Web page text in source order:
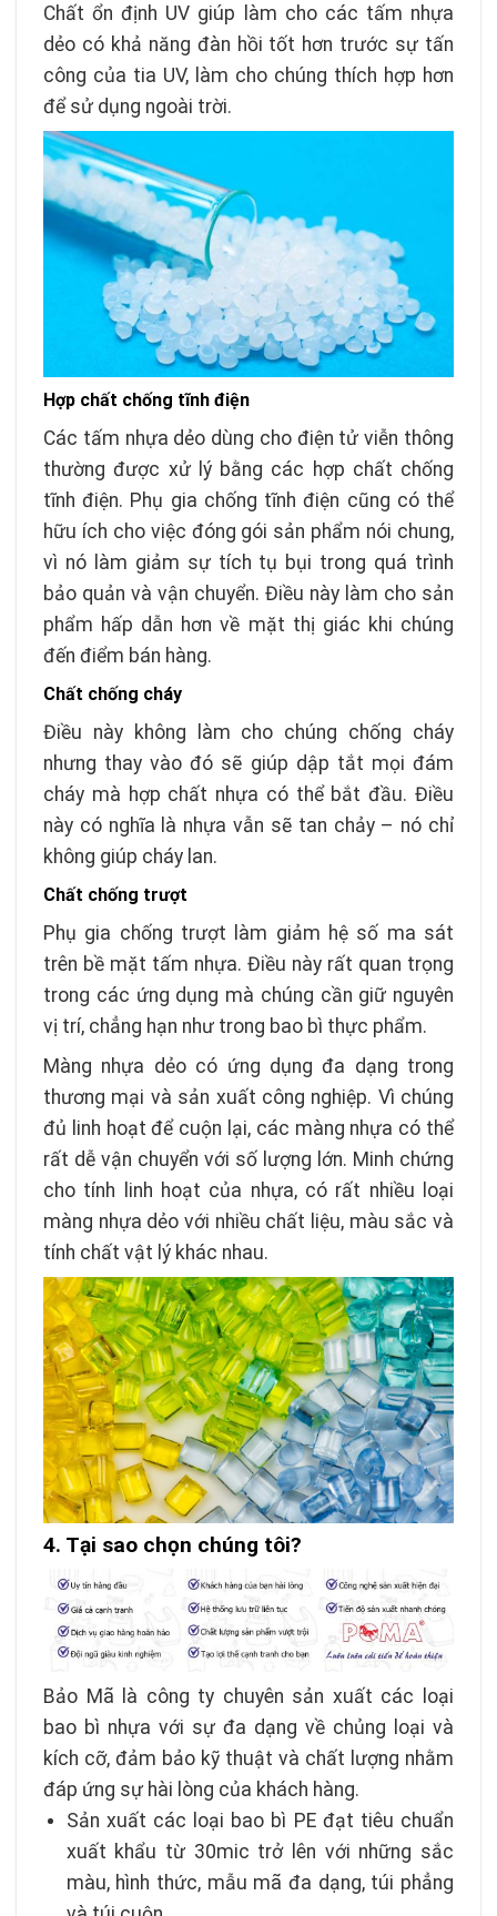
Chất ổn định UV giúp làm cho các tấm nhựa
dẻo có khả năng đàn hồi tốt hơn trước sự tấn
công của tia UV, làm cho chúng thích hợp hơn
để sử dụng ngoài trời.
Hợp chất chống tĩnh điện
Các tấm nhựa dẻo dùng cho điện tử viễn thông
thường được xử lý bằng các hợp chất chống
tĩnh điện. Phụ gia chống tĩnh điện cũng có thể
hữu ích cho việc đóng gói sản phẩm nói chung,
vì nó làm giảm sự tích tụ bụi trong quá trình
bảo quản và vận chuyển. Điều này làm cho sản
phẩm hấp dẫn hơn về mặt thị giác khi chúng
đến điểm bán hàng.
Chất chống cháy
Điều này không làm cho chúng chống cháy
nhưng thay vào đó sẽ giúp dập tắt mọi đám
cháy mà hợp chất nhựa có thể bắt đầu. Điều
này có nghĩa là nhựa vẫn sẽ tan chảy – nó chỉ
không giúp cháy lan.
Chất chống trượt
Phụ gia chống trượt làm giảm hệ số ma sát
trên bề mặt tấm nhựa. Điều này rất quan trọng
trong các ứng dụng mà chúng cần giữ nguyên
vị trí, chẳng hạn như trong bao bì thực phẩm.
Màng nhựa dẻo có ứng dụng đa dạng trong
thương mại và sản xuất công nghiệp. Vì chúng
đủ linh hoạt để cuộn lại, các màng nhựa có thể
rất dễ vận chuyển với số lượng lớn. Minh chứng
cho tính linh hoạt của nhựa, có rất nhiều loại
màng nhựa dẻo với nhiều chất liệu, màu sắc và
tính chất vật lý khác nhau.
4. Tại sao chọn chúng tôi?
Bảo Mã là công ty chuyên sản xuất các loại
bao bì nhựa với sự đa dạng về chủng loại và
kích cỡ, đảm bảo kỹ thuật và chất lượng nhằm
đáp ứng sự hài lòng của khách hàng.
Sản xuất các loại bao bì PE đạt tiêu chuẩn
xuất khẩu từ 30mic trở lên với những sắc
màu, hình thức, mẫu mã đa dạng, túi phẳng